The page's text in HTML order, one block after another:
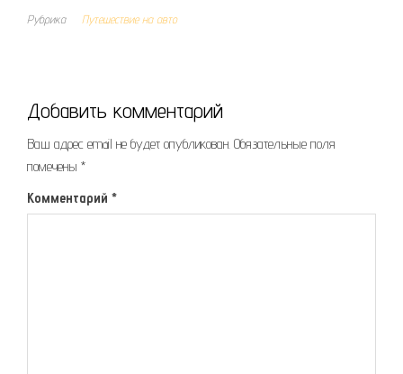
Рубрика Путешествие на авто
Добавить комментарий
Ваш адрес email не будет опубликован. Обязательные поля
помечены *
Комментарий *